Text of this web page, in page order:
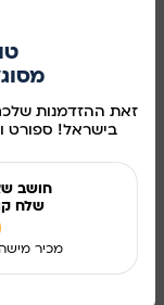
זאת ההזדמנות
בישראל! ספורט
חושב
שלח
מכיר
בחר אפשרות